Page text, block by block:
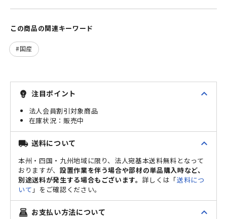
この商品の関連キーワード
国産
emoji_objects 注目ポイント expand_less
法人会員割引対象商品
販売中
local_shipping 送料について expand_less
本州・四国・九州地域に限り、法人宛基本送料無料となって
おりますが、 設置作業を伴う場合や部材の単品購入時など、
別途送料が発生する場合もございます。 詳しくは「送料につ
いて 」をご確認ください。
point_of_sale お支払い方法について expand_less